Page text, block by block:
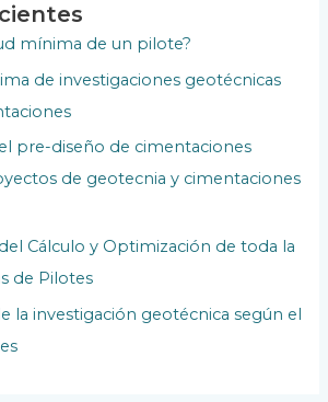
mínima de un pilote?
de investigaciones geotécnicas
pre-diseño de cimentaciones
de geotecnia y cimentaciones
Cálculo y Optimización de toda la
de Pilotes
la investigación geotécnica según el